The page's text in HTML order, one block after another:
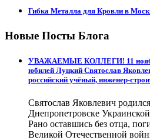
Гибка Металла для Кровли в
Новые Посты Блога
УВАЖАЕМЫЕ КОЛЛЕГИ! 11 ноября
юбилей Луцкий Святослав
российский учёный, инженер-
Святослав Яковлевич
Днепропетровске
Рано оставшись без отца,
Великой Отечественной